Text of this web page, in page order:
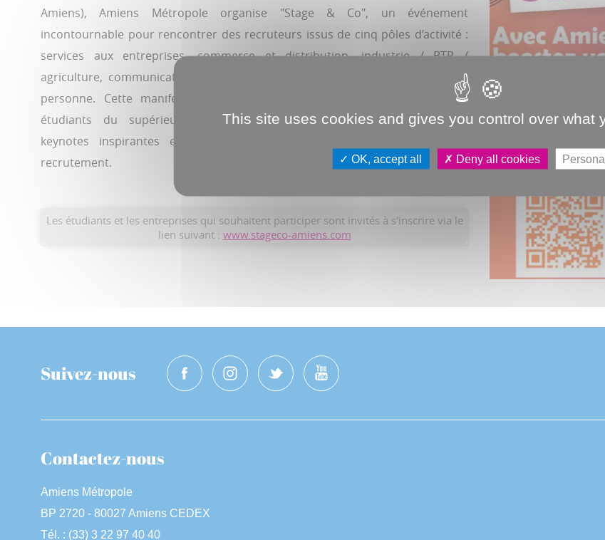
Amiens), Amiens Métropole organise "Stage & Co", un événement
incontournable pour rencontrer des recruteurs issus de cinq pôles d’activité :
services aux entreprises, commerce et distribution, industrie / BTP /
agriculture, communication / marketing / digital, et social / RH / aide à la
personne. Cette manifestation est également une opportunité, pour les
étudiants du supérieur à la recherche d'un stage, de profiter de
keynotes inspirantes et de masterclass animées par des experts du
recrutement.
Les étudiants et les entreprises qui souhaitent participer sont invités à s'inscrire via le
lien suivant : www.stageco-amiens.com
Suivez-nous
Contactez-nous
Amiens Métropole
BP 2720 - 80027 Amiens CEDEX
Tél. : (33) 3 22 97 40 40
This site uses cookies and gives you control over what
OK, accept all Deny all cookies